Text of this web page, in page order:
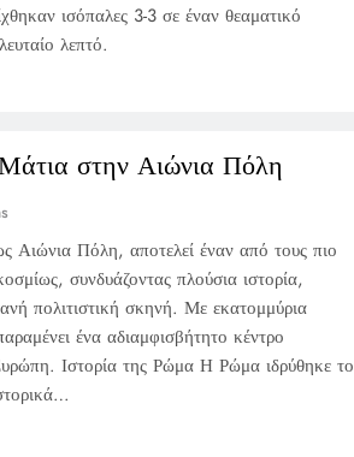
ισόπαλες 3-3 σε έναν θεαματικό
λεπτό.
στην Αιώνια Πόλη
Πόλη, αποτελεί έναν από τους πιο
συνδυάζοντας πλούσια ιστορία,
πολιτιστική σκηνή. Με εκατομμύρια
ένα αδιαμφισβήτητο κέντρο
Ιστορία της Ρώμα Η Ρώμα ιδρύθηκε το